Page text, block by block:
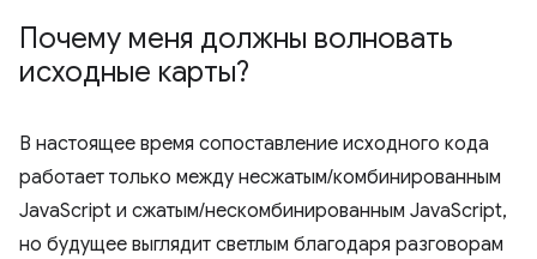
Почему меня должны волновать
исходные карты?
В настоящее время сопоставление исходного кода
работает только между несжатым/комбинированным
JavaScript и сжатым/нескомбинированным JavaScript,
но будущее выглядит светлым благодаря разговорам